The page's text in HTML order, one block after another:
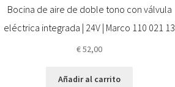
Bocina de aire de doble tono con válvula
eléctrica integrada | 24V | Marco 110 021 13
€52,00
Añadir al carrito